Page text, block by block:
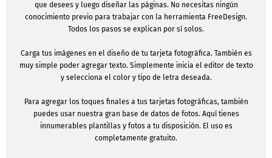
que desees y luego diseñar las páginas. No necesitas ningún
conocimiento previo para trabajar con la herramienta FreeDesign.
Todos los pasos se explican por sí solos.
Carga tus imágenes en el diseño de tu tarjeta fotográfica. También es
muy simple poder agregar texto. Simplemente inicia el editor de texto
y selecciona el color y tipo de letra deseada.
Para agregar los toques finales a tus tarjetas fotográficas, también
puedes usar nuestra gran base de datos de fotos. Aquí tienes
innumerables plantillas y fotos a tu disposición. El uso es
completamente gratuito.